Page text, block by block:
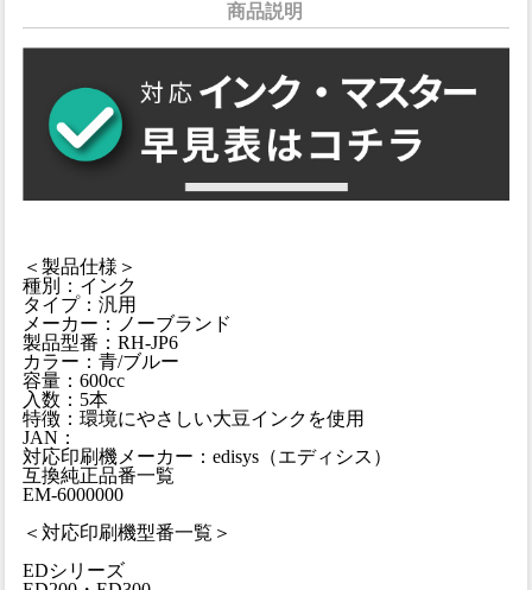
商品説明
＜製品仕様＞
種別：インク
タイプ：汎用
メーカー：ノーブランド
製品型番：RH-JP6
カラー：青/ブルー
容量：600cc
入数：5本
特徴：環境にやさしい大豆インクを使用
JAN：
対応印刷機メーカー：edisys（エディシス）
互換純正品番一覧
EM-6000000
＜対応印刷機型番一覧＞
EDシリーズ